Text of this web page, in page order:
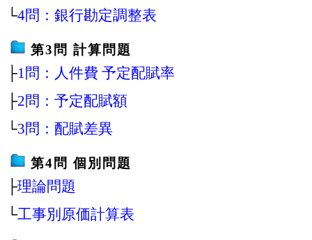
└4問：銀行勘定調整表
第3問 計算問題
├1問：人件費 予定配賦率
├2問：予定配賦額
└3問：配賦差異
第4問 個別問題
├理論問題
└工事別原価計算表